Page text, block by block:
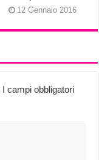
12 Gennaio 2016
I campi obbligatori